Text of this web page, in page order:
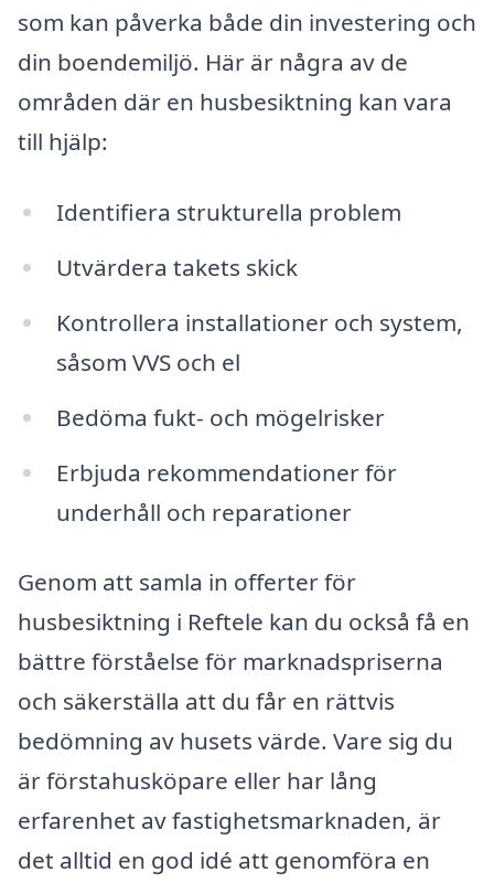
som kan påverka både din investering och
din boendemiljö. Här är några av de
områden där en husbesiktning kan vara
till hjälp:
Identifiera strukturella problem
Utvärdera takets skick
Kontrollera installationer och system,
såsom VVS och el
Bedöma fukt- och mögelrisker
Erbjuda rekommendationer för
underhåll och reparationer
Genom att samla in offerter för
husbesiktning i Reftele kan du också få en
bättre förståelse för marknadspriserna
och säkerställa att du får en rättvis
bedömning av husets värde. Vare sig du
är förstahusköpare eller har lång
erfarenhet av fastighetsmarknaden, är
det alltid en god idé att genomföra en